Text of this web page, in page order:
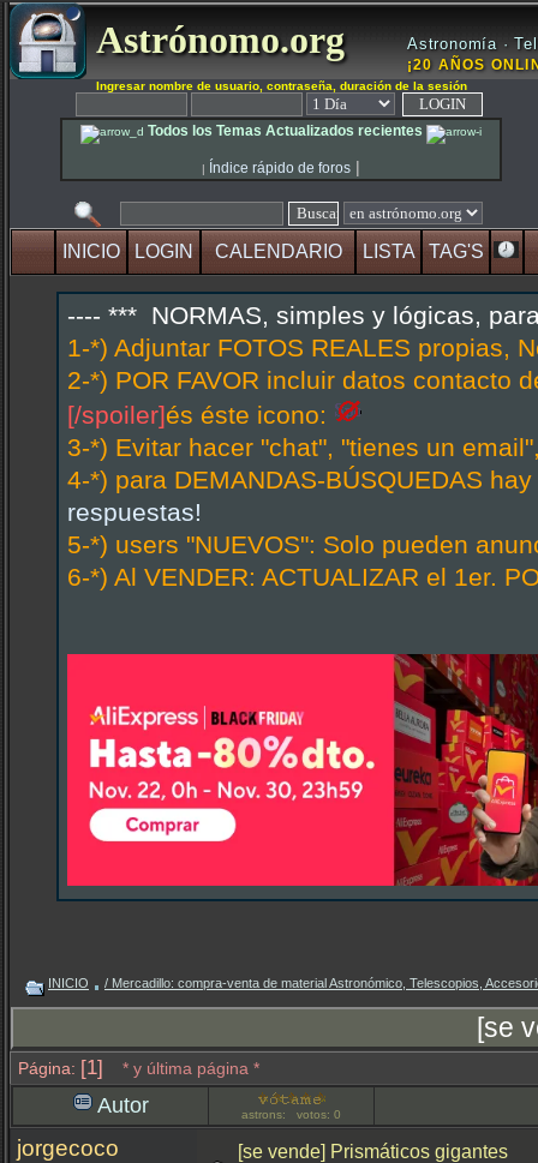
Astrónomo.org Astronomía ·
¡20 AÑOS
Ingresar nombre de usuario, contraseña, duración de la sesión
Todos los Temas Actualizados recientes
| Índice rápido de foros |
INICIO LOGIN CALENDARIO LISTA TAG'S
---- *** NORMAS, simples y lógicas,
1-*) Adjuntar FOTOS REALES propias,
2-*) POR FAVOR incluir datos contacto
[/spoiler]és éste icono:
3-*) Evitar hacer "chat", "tienes un
4-*) para DEMANDAS-BÚSQUEDAS
respuestas!
5-*) users "NUEVOS": Solo pueden
6-*) Al VENDER: ACTUALIZAR el 1er.
INICIO / Mercadillo: compra-venta de material Astronómico, Telescopios,
[se
Página: [1] * y última página *
Autor astrons: votos: 0
jorgecoco [se vende] Prismáticos gigantes